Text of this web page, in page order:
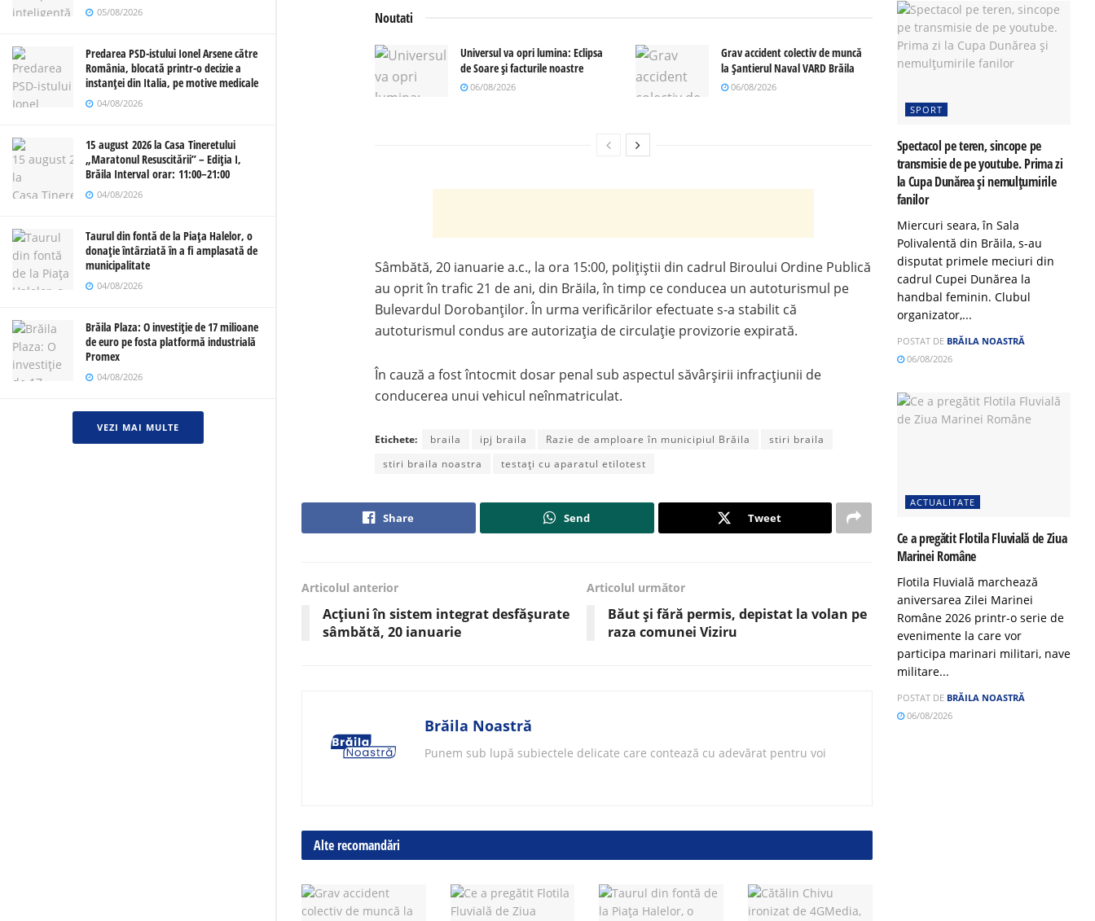
05/08/2026
Predarea PSD-istului Ionel Arsene către
România, blocată printr-o decizie a
instanței din Italia, pe motive medicale
04/08/2026
15 august 2026 la Casa Tineretului
„Maratonul Resuscitării” – Ediția I,
Brăila Interval orar: 11:00–21:00
04/08/2026
Taurul din fontă de la Piața Halelor, o
donație întârziată în a fi amplasată de
municipalitate
04/08/2026
Brăila Plaza: O investiție de 17 milioane
de euro pe fosta platformă industrială
Promex
04/08/2026
VEZI MAI MULTE
Noutati
Universul va opri lumina: Eclipsa
de Soare și facturile noastre
06/08/2026
Grav accident colectiv de muncă
la Șantierul Naval VARD Brăila
06/08/2026
Sâmbătă, 20 ianuarie a.c., la ora 15:00, polițiștii din cadrul Biroului Ordine Publică
au oprit în trafic 21 de ani, din Brăila, în timp ce conducea un autoturismul pe
Bulevardul Dorobanților. În urma verificărilor efectuate s-a stabilit că
autoturismul condus are autorizația de circulație provizorie expirată.
În cauză a fost întocmit dosar penal sub aspectul săvârșirii infracțiunii de
conducerea unui vehicul neînmatriculat.
Etichete: braila ipj braila Razie de amploare în municipiul Brăila
stiri braila
stiri braila noastra
testați cu aparatul etilotest
Share Send Tweet
Articolul anterior
Acțiuni în sistem integrat desfășurate
sâmbătă, 20 ianuarie
Articolul următor
Băut și fără permis, depistat la volan pe
raza comunei Viziru
Brăila Noastră
Punem sub lupă subiectele delicate care contează cu adevărat pentru voi
Alte recomandări
SPORT
Spectacol pe teren, sincope pe
transmisie de pe youtube. Prima zi
la Cupa Dunărea și nemulțumirile
fanilor
Miercuri seara, în Sala
Polivalentă din Brăila, s-au
disputat primele meciuri din
cadrul Cupei Dunărea la
handbal feminin. Clubul
organizator,...
POSTAT DE BRĂILA NOASTRĂ
06/08/2026
ACTUALITATE
Ce a pregătit Flotila Fluvială de Ziua
Marinei Române
Flotila Fluvială marchează
aniversarea Zilei Marinei
Române 2026 printr-o serie de
evenimente la care vor
participa marinari militari, nave
militare...
POSTAT DE BRĂILA NOASTRĂ
06/08/2026